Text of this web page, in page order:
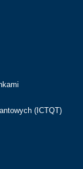
(ICTQT)